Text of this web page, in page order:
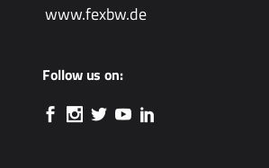
www.fexbw.de
Follow us on: